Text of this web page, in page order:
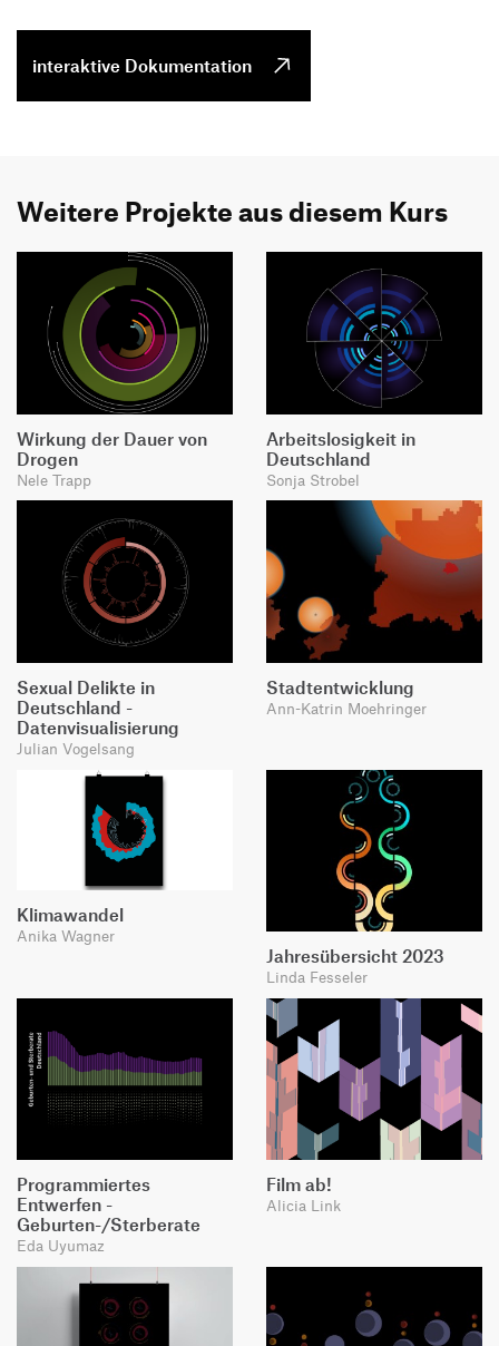
interaktive Dokumentation
Weitere Projekte aus diesem Kurs
Wirkung der Dauer von
Drogen
Nele Trapp
Arbeitslosigkeit in
Deutschland
Sonja Strobel
Sexual Delikte in
Deutschland -
Datenvisualisierung
Julian Vogelsang
Stadtentwicklung
Ann-Katrin Moehringer
Klimawandel
Anika Wagner
Jahresübersicht 2023
Linda Fesseler
Programmiertes
Entwerfen -
Geburten-/Sterberate
Eda Uyumaz
Film ab!
Alicia Link